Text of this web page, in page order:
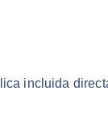
incluida